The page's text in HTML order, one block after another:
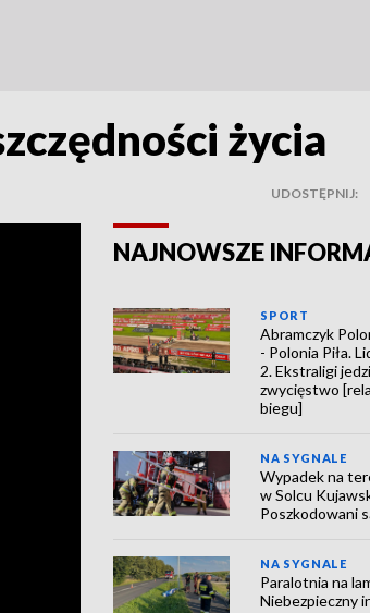
życia
UDOSTĘPNIJ:
NAJNOWSZE
SPORT
Abramczyk
- Polonia Piła.
2. Ekstraligi
zwycięstwo
biegu]
NA SYGNALE
Wypadek na
w Solcu
Poszkodowani
NA SYGNALE
Paralotnia na
Niebezpieczny